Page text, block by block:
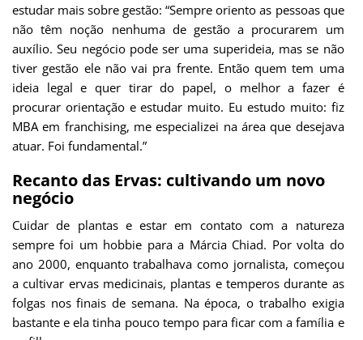
estudar mais sobre gestão: “Sempre oriento as pessoas que
não têm noção nenhuma de gestão a procurarem um
auxílio. Seu negócio pode ser uma superideia, mas se não
tiver gestão ele não vai pra frente. Então quem tem uma
ideia legal e quer tirar do papel, o melhor a fazer é
procurar orientação e estudar muito. Eu estudo muito: fiz
MBA em franchising, me especializei na área que desejava
atuar. Foi fundamental.”
Recanto das Ervas: cultivando um novo
negócio
Cuidar de plantas e estar em contato com a natureza
sempre foi um hobbie para a Márcia Chiad. Por volta do
ano 2000, enquanto trabalhava como jornalista, começou
a cultivar ervas medicinais, plantas e temperos durante as
folgas nos finais de semana. Na época, o trabalho exigia
bastante e ela tinha pouco tempo para ficar com a família e